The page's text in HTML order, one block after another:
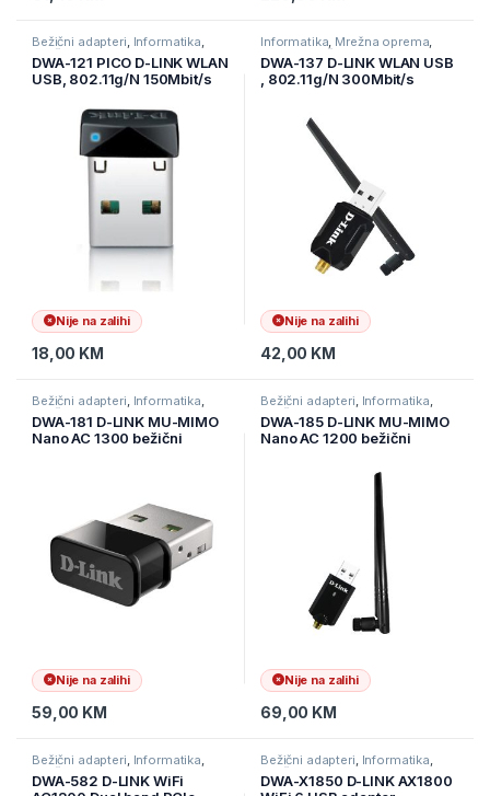
Bežični adapteri Informatika
Mrežna oprema
DWA-121 PICO D-LINK WLAN
USB, 802.11g/N 150Mbit/s
Nije na zalihi
18,00 KM
Informatika Mrežna oprema
Ostala mrežna oprema
DWA-137 D-LINK WLAN USB
, 802.11g/N 300Mbit/s
Nije na zalihi
42,00 KM
Bežični adapteri, Informatika,
Mrežna oprema
DWA-181 D-LINK MU-MIMO
Nano AC 1300 bežični
Nije na zalihi
59,00 KM
Bežični adapteri, Informatika,
Mrežna oprema
DWA-185 D-LINK MU-MIMO
Nano AC 1200 bežični
Nije na zalihi
69,00 KM
Bežični adapteri, Informatika,
Mrežna oprema
DWA-582 D-LINK WiFi
Bežični adapteri, Informatika,
Mrežna oprema
DWA-X1850 D-LINK AX1800